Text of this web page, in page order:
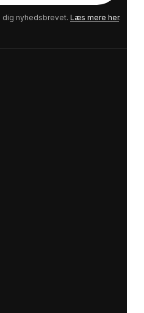
dig nyhedsbrevet. Læs mere her.